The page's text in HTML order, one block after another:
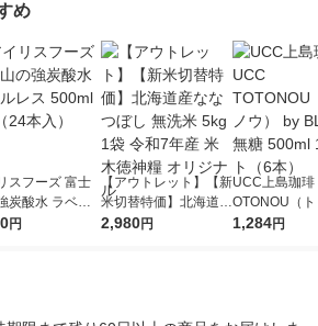
め
スフーズ 富士
炭酸水 ラベル
1箱（24
円
【アウトレット】【新
米切替特価】北海道産
ななつぼし 無洗米 5k
2,980円
UCC上島珈琲
OTONOU（
ウ） by
1,284円